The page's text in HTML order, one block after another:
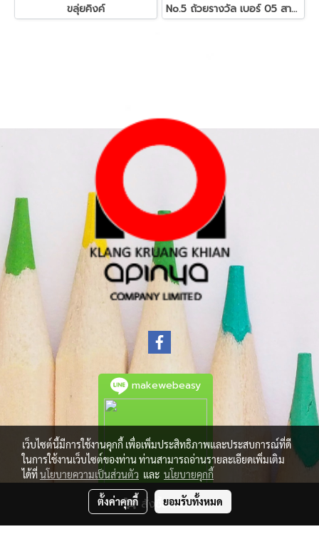
สั่งซื้อสินค้า
ขลุ่ยคิงค์ No.5 ถ้วยรางวัล เบอร์ 05 สามารถเลือกชนิดหัวรางวัลได้
makewebeasy
เว็บไซต์นี้มีการใช้งานคุกกี้ เพื่อเพิ่มประสิทธิภาพและประสบการณ์ที่ดี
ในการใช้งานเว็บไซต์ของท่าน ท่านสามารถอ่านรายละเอียดเพิ่มเติม
ได้ที่นโยบายความเป็นส่วนตัว และ นโยบายคุกกี้
ตั้งค่าคุกกี้ ยอมรับทั้งหมด